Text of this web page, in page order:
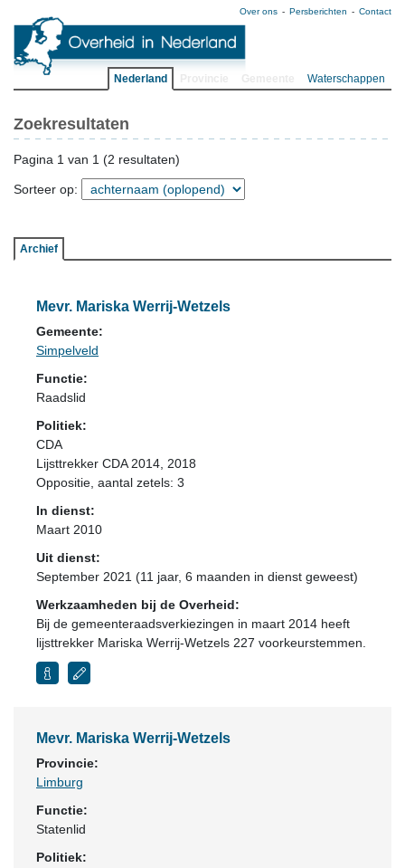
Over ons Persberichten Contact
Nederland Waterschappen
Zoekresultaten
Pagina 1 van 1 (2 resultaten)
Sorteer op:
Archief
Mevr. Mariska Werrij-Wetzels
Gemeente:
Simpelveld
Functie:
Raadslid
Politiek:
CDA
Lijsttrekker CDA 2014, 2018
Oppositie , aantal zetels: 3
In dienst:
Maart 2010
Uit dienst:
September 2021 (11 jaar, 6 maanden in dienst geweest)
Werkzaamheden bij de Overheid:
Bij de gemeenteraadsverkiezingen in maart 2014 heeft
lijsttrekker Mariska Werrij-Wetzels 227 voorkeurstemmen.
Mevr. Mariska Werrij-Wetzels
Provincie:
Limburg
Functie:
Statenlid
Politiek: